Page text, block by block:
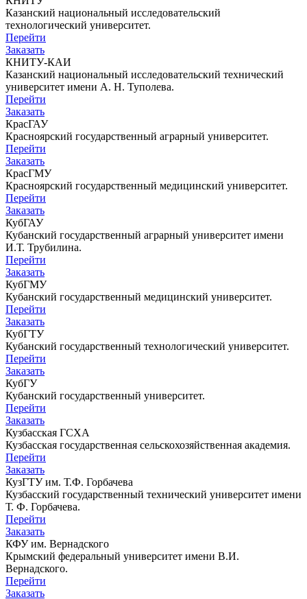
Казанский национальный исследовательский
технологический университет.
Перейти
Заказать
КНИТУ-КАИ
Казанский национальный исследовательский технический
университет имени А. Н. Туполева.
Перейти
Заказать
КрасГАУ
Красноярский государственный аграрный университет.
Перейти
Заказать
КрасГМУ
Красноярский государственный медицинский университет.
Перейти
Заказать
КубГАУ
Кубанский государственный аграрный университет имени
И.Т. Трубилина.
Перейти
Заказать
КубГМУ
Кубанский государственный медицинский университет.
Перейти
Заказать
КубГТУ
Кубанский государственный технологический университет.
Перейти
Заказать
КубГУ
Кубанский государственный университет.
Перейти
Заказать
Кузбасская ГСХА
Кузбасская государственная сельскохозяйственная академия.
Перейти
Заказать
КузГТУ им. Т.Ф. Горбачева
Кузбасский государственный технический университет имени
Т. Ф. Горбачева.
Перейти
Заказать
КФУ им. Вернадского
Крымский федеральный университет имени В.И.
Вернадского.
Перейти
Заказать